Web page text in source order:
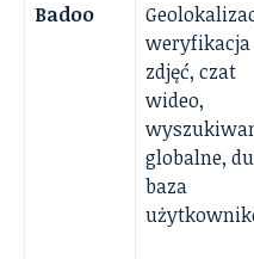
Badoo
weryfikacja
zdjęć, czat
wideo,
globalne,
baza